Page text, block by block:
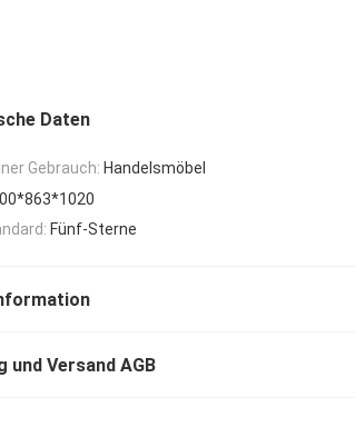
Daten
Gebrauch: Handelsmöbel
Fünf-Sterne
und Versand AGB